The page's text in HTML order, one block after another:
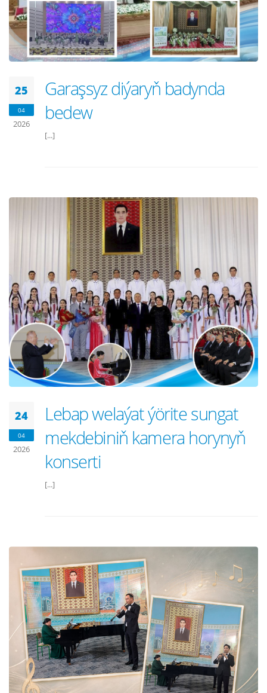
25
04
2026
Garaşsyz diýaryň badynda
bedew
[...]
24
04
2026
Lebap welaýat ýörite sungat
mekdebiniň kamera horynyň
konserti
[...]